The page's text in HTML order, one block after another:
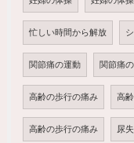
忙しい時間から解放
関節痛の運動 関節痛
高齢の歩行の痛み 高
高齢の歩行の痛み 尿